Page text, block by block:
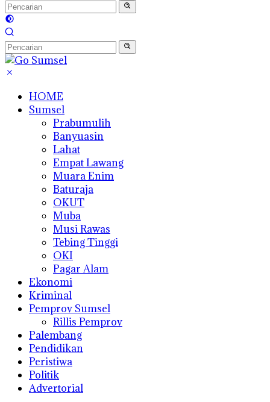
HOME
Sumsel
Prabumulih
Banyuasin
Lahat
Empat Lawang
Muara Enim
Baturaja
OKUT
Muba
Musi Rawas
Tebing Tinggi
OKI
Pagar Alam
Ekonomi
Kriminal
Pemprov Sumsel
Rillis Pemprov
Palembang
Pendidikan
Peristiwa
Politik
Advertorial